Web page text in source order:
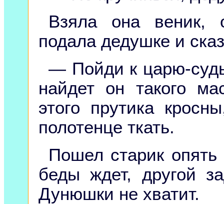
Взяла она веник,
подала дедушке и
— Пойди к царю-
найдет он такого
этого прутика
полотенце ткать.
Пошел старик
беды ждет, другой
Дунюшки не хватит.